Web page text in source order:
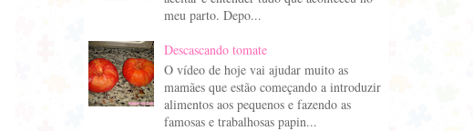
meu parto. Depo...
Descascando tomate
O vídeo de hoje vai ajudar muito as
mamães que estão começando a introduzir
alimentos aos pequenos e fazendo as
famosas e trabalhosas papin...